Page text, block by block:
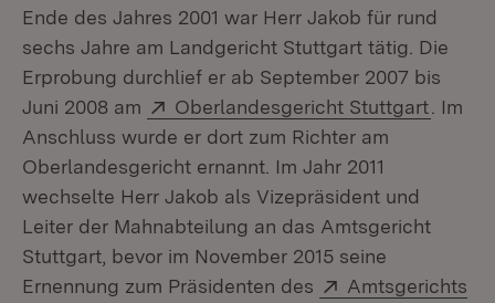
Ende des Jahres 2001 war Herr Jakob für rund
sechs Jahre am Landgericht Stuttgart tätig. Die
Erprobung durchlief er ab September 2007 bis
Juni 2008 am
Extern:
Oberlandesgericht Stuttgart
. Im
Anschluss wurde er dort zum Richter am
Oberlandesgericht ernannt. Im Jahr 2011
wechselte Herr Jakob als Vizepräsident und
Leiter der Mahnabteilung an das Amtsgericht
Stuttgart, bevor im November 2015 seine
Ernennung zum Präsidenten des
Extern:
Amtsgerichts